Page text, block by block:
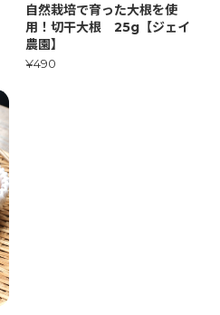
自然栽培で育った大根を使
用！切干大根 25g【ジェイ
農園】
¥490